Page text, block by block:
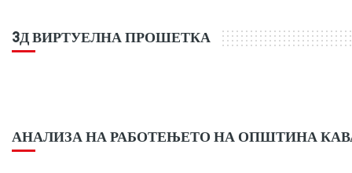
3Д ВИРТУЕЛНА ПРОШЕТКА
АНАЛИЗА НА РАБОТЕЊЕТО НА ОПШТИНА